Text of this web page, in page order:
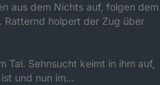
aus dem Nichts auf, folgen dem
Ratternd holpert der Zug über
Tal. Sehnsucht keimt in ihm auf,
und nun im…